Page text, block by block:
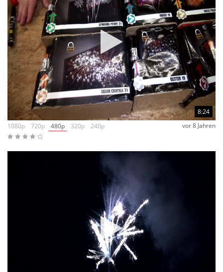
8:24
1080p
720p 480p 320p 240p vor 8 Jahren